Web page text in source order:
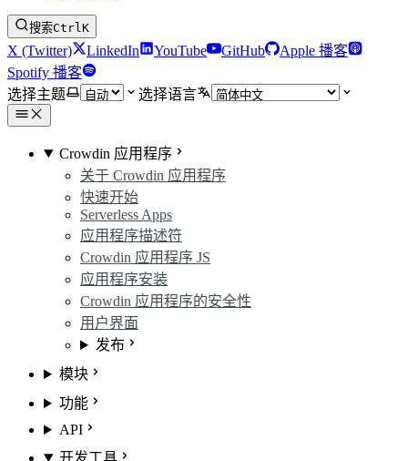
搜索CtrlK
X (Twitter) LinkedIn YouTube GitHub
Apple 播客
Spotify 播客
选择主题
选择语言
Crowdin 应用程序
关于 Crowdin 应用程序
快速开始
Serverless Apps
应用程序描述符
Crowdin 应用程序 JS
应用程序安装
Crowdin 应用程序的安全性
用户界面
发布
模块
功能
API
开发工具